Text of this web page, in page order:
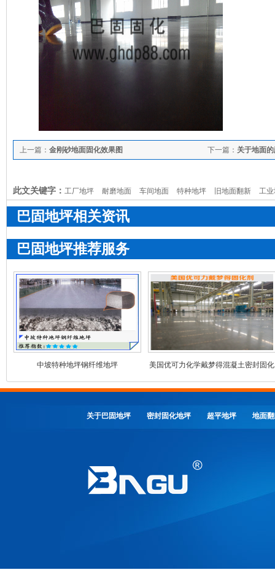
下一篇： 关于地面
上一篇： 金刚砂地面固化效果图
此文关键字： 工厂地坪 耐磨地面 车间地面 特种地坪 旧地面翻新 工
巴固地坪相关资讯
巴固地坪推荐服务
中坡特种地坪钢纤维地坪 美国优可力化学戴梦得混凝土密封固化
剂
关于巴固地坪 密封固化地坪 超平地坪 地面